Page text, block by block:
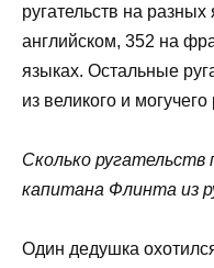
ругательств на разных
английском, 352 на
языках. Остальные
из великого и могучего
Сколько ругательств
капитана Флинта из
Один дедушка